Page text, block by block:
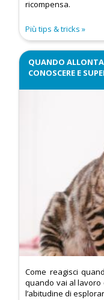
ricompensa.
Più tips & tricks
QUANDO
CONOSCERE E
Come reagisci
quando vai al lavoro
l’abitudine di